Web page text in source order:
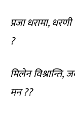
प्रजा धरामा, धरणी
?
मिलेन विश्रान्ति,
मन ??